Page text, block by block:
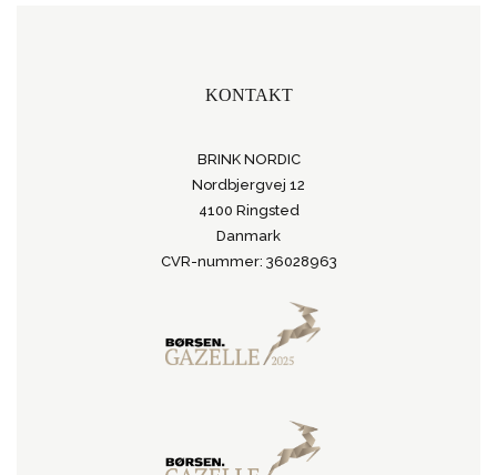
KONTAKT
BRINK NORDIC
Nordbjergvej 12
4100 Ringsted
Danmark
CVR-nummer: 36028963